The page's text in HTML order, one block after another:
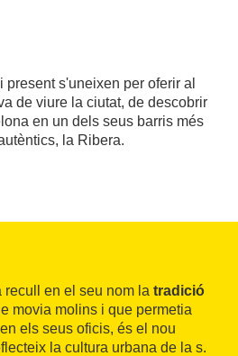
present s'uneixen per oferir al
de viure la ciutat, de descobrir
en un dels seus barris més
la Ribera.
en el seu nom la tradició
movia molins i que permetia
els seus oficis, és el nou
la cultura urbana de la s.